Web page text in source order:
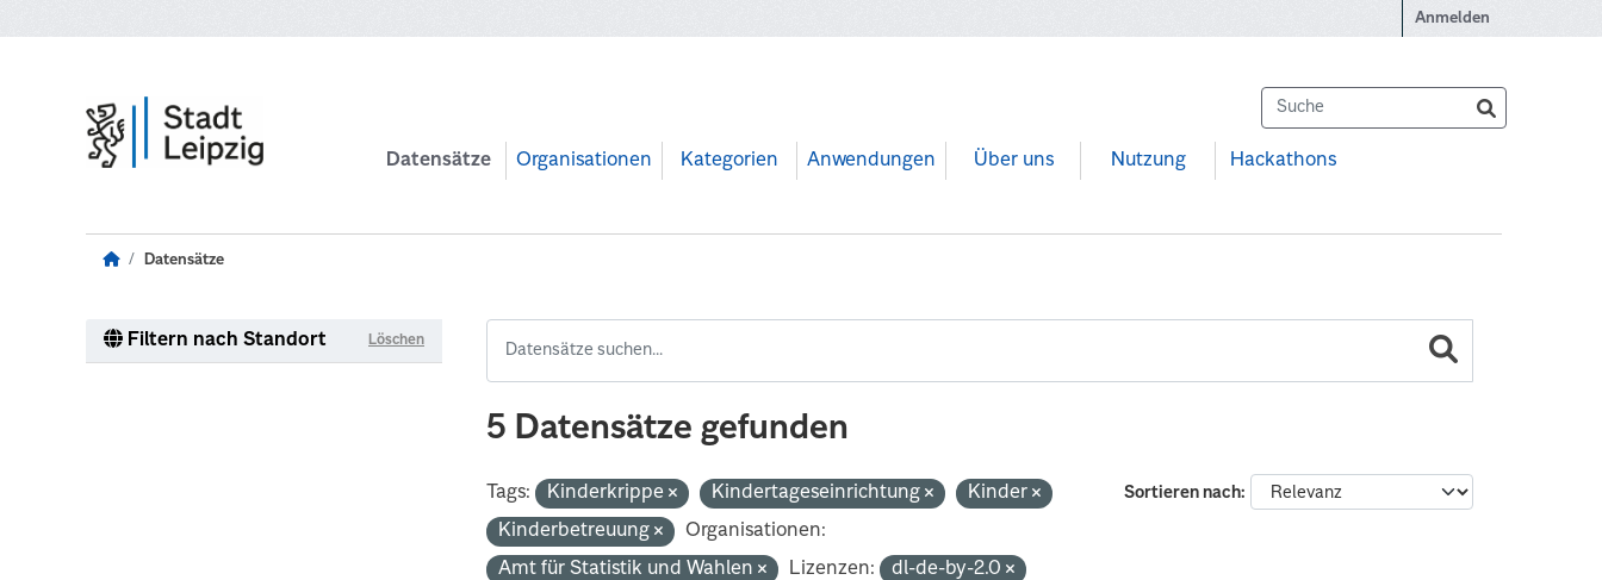
Anmelden
Datensätze Organisationen Kategorien Anwendungen Über uns Nutzung Hackathons
Datensätze
Filtern nach Standort Löschen
5 Datensätze gefunden
Sortieren nach
Tags: Kinderkrippe Kindertageseinrichtung
Kinder
Kinderbetreuung
Organisationen:
Amt für Statistik und Wahlen
Lizenzen: dl-de-by-2.0